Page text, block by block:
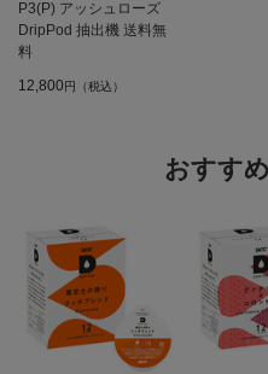
P3(P) アッシュローズ
DripPod 抽出機 送料無
料
12,800 円（税込）
おすす